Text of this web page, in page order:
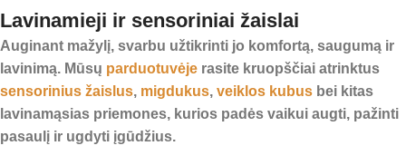
Lavinamieji ir sensoriniai žaislai
Auginant mažylį, svarbu užtikrinti jo komfortą, saugumą ir
lavinimą. Mūsų parduotuvėje rasite kruopščiai atrinktus
sensorinius žaislus, migdukus, veiklos kubus bei kitas
lavinamąsias priemones, kurios padės vaikui augti, pažinti
pasaulį ir ugdyti įgūdžius.